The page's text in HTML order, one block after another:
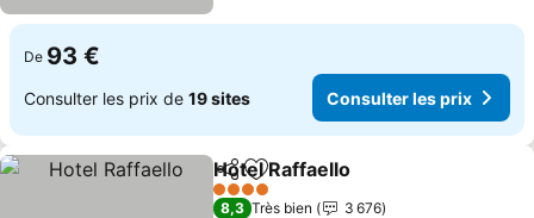
De 93 €
Consulter les prix de 19 sites Consulter les prix
PartagerAjouter à mes favoris
Hotel Raffaello
4 Étoiles
8,3 Très bien
3 676